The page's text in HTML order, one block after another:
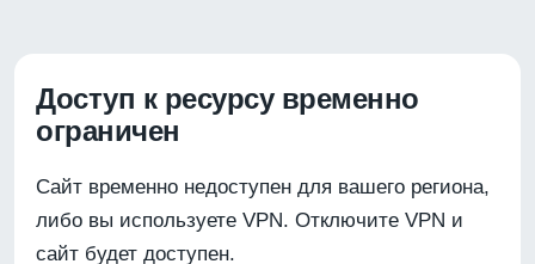
Доступ к ресурсу временно
ограничен
Сайт временно недоступен для вашего региона,
либо вы используете VPN. Отключите VPN и
сайт будет доступен.